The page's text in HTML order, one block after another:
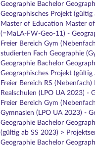
Geographie Bachelor
Geographisches Projekt
Master of Education Master
(=MaLA-FW-Geo-11) -
Freier Bereich Gym
studierten Fach Geographie
Geographie Bachelor
Geographisches Projekt
Freier Bereich RS
Realschulen (LPO UA 2023) -
Freier Bereich Gym
Gymnasien (LPO UA 2023) -
Geographie Bachelor
(gültig ab SS 2023) >
Geographie Bachelor